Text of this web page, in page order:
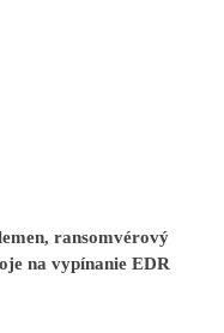
ransomvérový
na vypínanie EDR